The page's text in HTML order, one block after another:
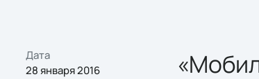
Дата
28 января 2016